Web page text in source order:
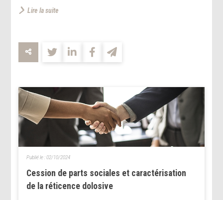
Lire la suite
Cession de parts sociales et caractérisation
de la réticence dolosive
Publié le :02/10/2024